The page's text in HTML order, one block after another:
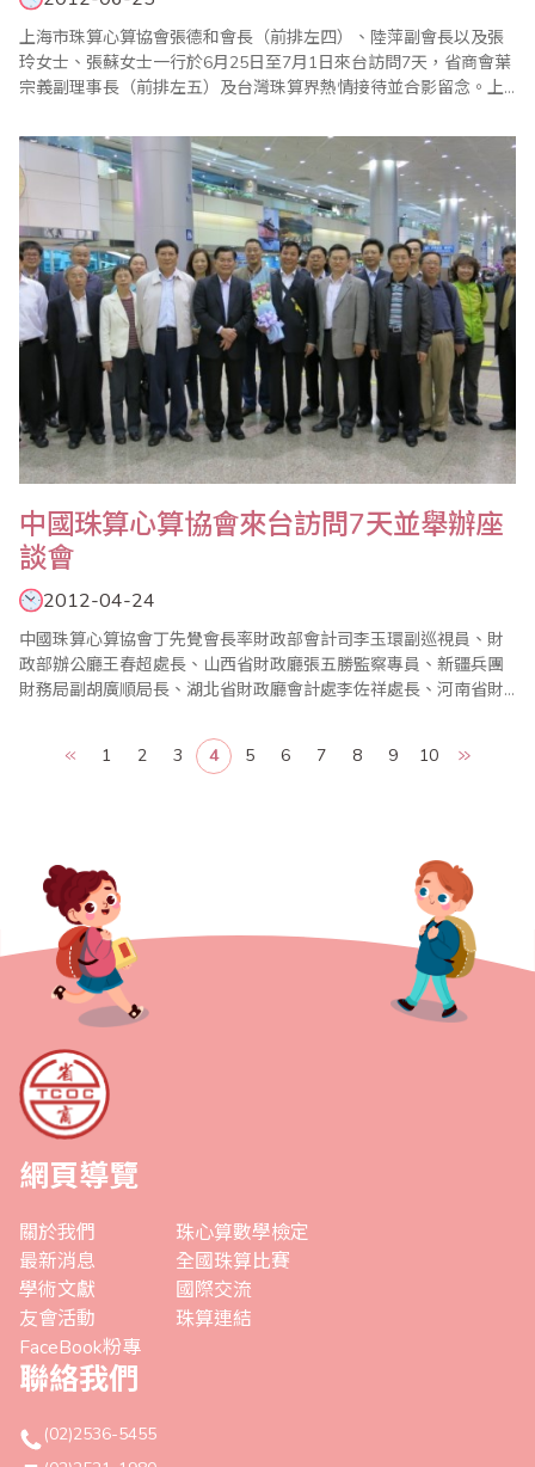
上海市珠算心算協會張德和會長（前排左四）、陸萍副會長以及張
玲女士、張蘇女士一行於6月25日至7月1日來台訪問7天，省商會葉
宗義副理事長（前排左五）及台灣珠算界熱情接待並合影留念。上
門，對於珠算普及推廣、老齡弱智特殊教育等，以及對珠算與傳統
文化的歷史關係、珠算與數學的淵源脈絡均有深入的研究並獲得豐
富的成果，也在此次的交流活動中與台灣珠算界暢談..
中國珠算心算協會來台訪問7天並舉辦座
談會
2012-04-24
中國珠算心算協會丁先覺會長率財政部會計司李玉環副巡視員、財
政部辦公廳王春超處長、山西省財政廳張五勝監察專員、新疆兵團
財務局副胡廣順局長、湖北省財政廳會計處李佐祥處長、河南省財
長、廣東省財政廳會計處陳勝文副處長、陝西省西安市財政局科教
文處孫華處長、安徽省馬鞍山財政局何桂芳總會計師、四川省德陽
1 2 3 4 5 6 7 8 9 10
網頁導覽
關於我們
最新消息
學術文獻
友會活動
FaceBook粉專
珠心算數學檢定
全國珠算比賽
國際交流
珠算連結
聯絡我們
(02)2536-5455